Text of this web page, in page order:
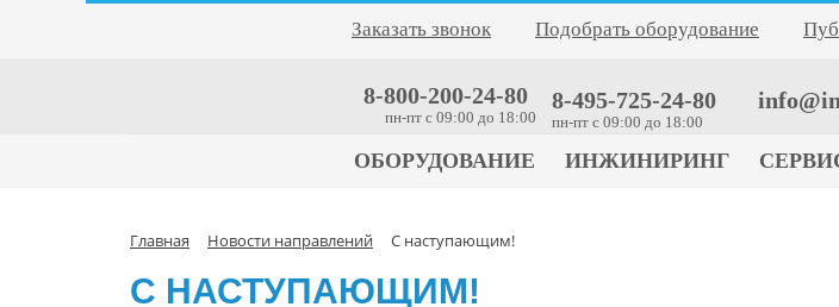
Заказать звонок Подобрать оборудование
8-800-200-24-80
пн-пт c 09:00 до 18:00
8-495-725-24-80
пн-пт c 09:00 до 18:00
ОБОРУДОВАНИЕ ИНЖИНИРИНГ
Главная Новости направлений C наступающим!
C НАСТУПАЮЩИМ!